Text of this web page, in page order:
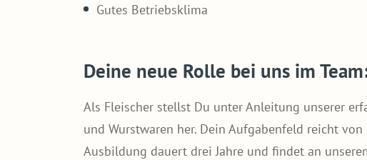
Gutes Betriebsklima
Deine neue Rolle bei uns im
Als Fleischer stellst Du unter Anleitung unserer
und Wurstwaren her. Dein Aufgabenfeld reicht
Ausbildung dauert drei Jahre und findet an